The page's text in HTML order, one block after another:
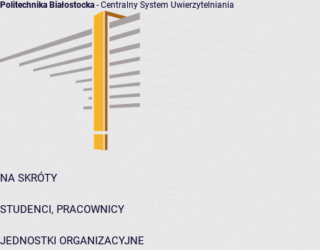
Politechnika Białostocka - Centralny System Uwierzytelniania
NA SKRÓTY
STUDENCI, PRACOWNICY
JEDNOSTKI ORGANIZACYJNE